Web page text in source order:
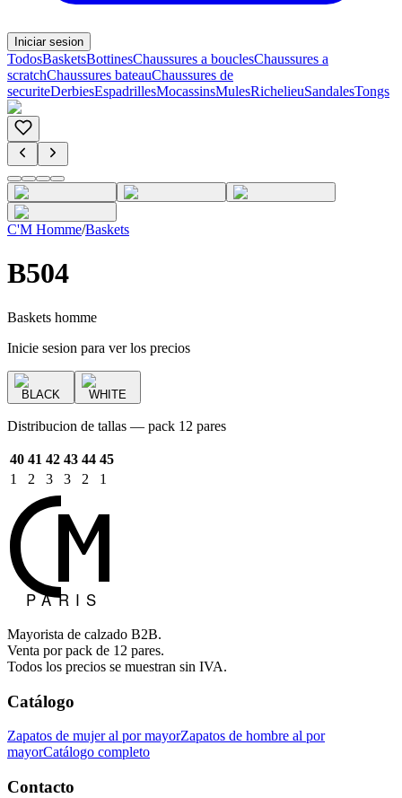
Iniciar sesion
TodosBasketsBottinesChaussures a bouclesChaussures a
scratchChaussures bateauChaussures de
securiteDerbiesEspadrillesMocassinsMulesRichelieuSandalesTongs
C'M Homme/Baskets
B504
Baskets homme
Inicie sesion para ver los precios
BLACK WHITE
Distribucion de tallas — pack 12 pares
40 41 42 43 44 45
1
2 3 3 2 1
Mayorista de calzado B2B.
Venta por pack de 12 pares.
Todos los precios se muestran sin IVA.
Catálogo
Zapatos de mujer al por mayorZapatos de hombre al por
mayorCatálogo completo
Contacto